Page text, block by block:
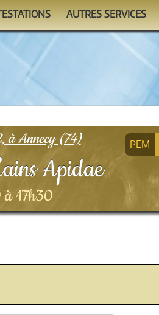
AUTRES SERVICES
Watchtower
à Annecy (74)
Apidae
17h30